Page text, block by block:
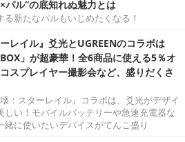
パル”の底知れぬ魅力とは
る新たなパルもいじめたくなる！
ーレイル』爻光とUGREENのコラボは
BOX」が超豪華！全6商品に使える5％オ
スプレイヤー撮影会など、盛りだくさ
：スターレイル』コラボは、爻光がデザイ
しい！モバイルバッテリーや急速充電器な
緒に使いたいデバイスがてんこ盛り